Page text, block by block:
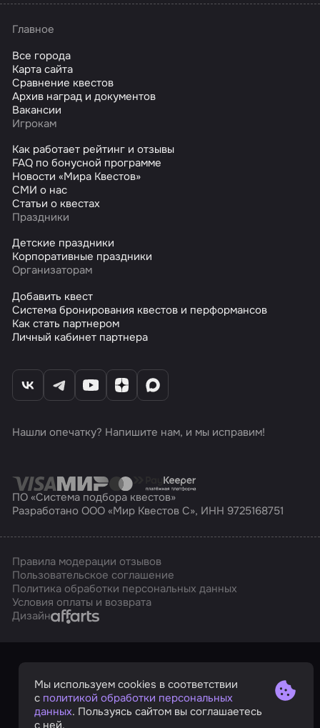
Главное
Все города
Карта сайта
Сравнение квестов
Архив наград и документов
Вакансии
Игрокам
Как работает рейтинг и отзывы
FAQ по бонусной программе
Новости «Мира Квестов»
СМИ о нас
Статьи о квестах
Праздники
Детские праздники
Корпоративные праздники
Организаторам
Добавить квест
Система бронирования квестов и перформансов
Как стать партнером
Личный кабинет партнера
Нашли опечатку? Напишите нам, и мы исправим!
ПО «Система подбора квестов»
Разработано ООО «Мир Квестов С», ИНН 9725168751
Правила модерации отзывов
Пользовательское соглашение
Политика обработки персональных данных
Условия оплаты и возврата
ДизайнAffarts
Мы используем cookies в соответствии
с политикой обработки персональных
данных. Пользуясь сайтом вы соглашаетесь
с ней.